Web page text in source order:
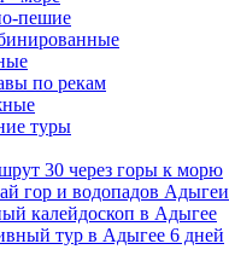
пешие
по рекам
туры
30 через горы к морю
гор и водопадов Адыгеи
калейдоскоп в Адыгее
тур в Адыгее 6 дней